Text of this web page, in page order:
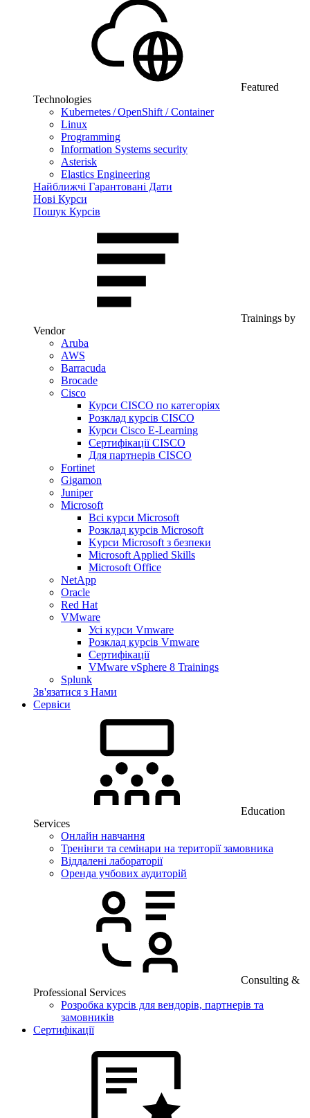
Featured
Technologies
Kubernetes / OpenShift / Container
Linux
Programming
Information Systems security
Asterisk
Elastics Engineering
Найближчі Гарантовані Дати
Нові Курси
Пошук Курсів
Trainings by
Vendor
Aruba
AWS
Barracuda
Brocade
Cisco
Курси CISCO по категоріях
Розклад курсів CISCO
Курси Cisco E-Learning
Сертифікації CISCO
Для партнерів CISCO
Fortinet
Gigamon
Juniper
Microsoft
Всі курси Microsoft
Розклад курсів Microsoft
Kyрси Microsoft з безпеки
Microsoft Applied Skills
Microsoft Office
NetApp
Oracle
Red Hat
VMware
Усі курси Vmware
Розклад курсів Vmware
Сертифікації
VMware vSphere 8 Trainings
Splunk
Зв'язатися з Нами
Сервіси
Education
Services
Онлайн навчання
Тренінги та семінари на території замовника
Віддалені лабораторії
Оренда учбових аудиторій
Consulting &
Professional Services
Розробка курсів для вендорів, партнерів та
замовників
Сертифікації